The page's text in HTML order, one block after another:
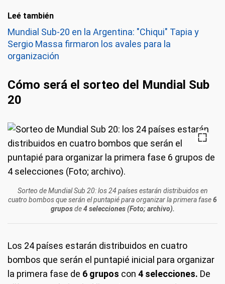
Leé también
Mundial Sub-20 en la Argentina: "Chiqui" Tapia y
Sergio Massa firmaron los avales para la
organización
Cómo será el sorteo del Mundial Sub
20
Sorteo de Mundial Sub 20: los 24 países estarán distribuidos en
cuatro bombos que serán el puntapié para organizar la primera fase6
gruposde4 selecciones (Foto; archivo).
Los 24 países estarán distribuidos en cuatro
bombos que serán el puntapié inicial para organizar
la primera fase de 6 grupos con 4 selecciones. De